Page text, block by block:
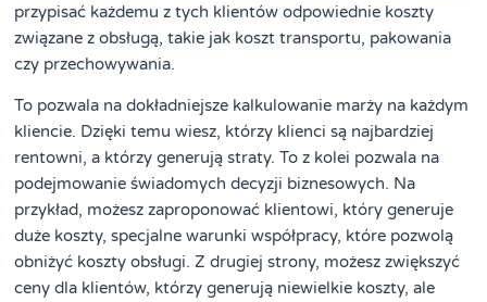
przypisać każdemu z tych klientów odpowiednie koszty
związane z obsługą, takie jak koszt transportu, pakowania
czy przechowywania.
To pozwala na dokładniejsze kalkulowanie marży na każdym
kliencie. Dzięki temu wiesz, którzy klienci są najbardziej
rentowni, a którzy generują straty. To z kolei pozwala na
podejmowanie świadomych decyzji biznesowych. Na
przykład, możesz zaproponować klientowi, który generuje
duże koszty, specjalne warunki współpracy, które pozwolą
obniżyć koszty obsługi. Z drugiej strony, możesz zwiększyć
ceny dla klientów, którzy generują niewielkie koszty, ale